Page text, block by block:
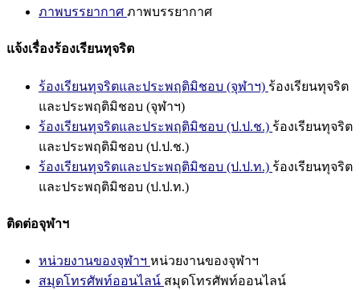
ภาพบรรยากาศ ภาพบรรยากาศ
แจ้งเรื่องร้องเรียนทุจริต
ร้องเรียนทุจริตและประพฤติมิชอบ (จุฬาฯ) ร้องเรียนทุจริต
และประพฤติมิชอบ (จุฬาฯ)
ร้องเรียนทุจริตและประพฤติมิชอบ (ป.ป.ช.) ร้องเรียนทุจริต
และประพฤติมิชอบ (ป.ป.ช.)
ร้องเรียนทุจริตและประพฤติมิชอบ (ป.ป.ท.) ร้องเรียนทุจริต
และประพฤติมิชอบ (ป.ป.ท.)
ติดต่อจุฬาฯ
หน่วยงานของจุฬาฯ หน่วยงานของจุฬาฯ
สมุดโทรศัพท์ออนไลน์ สมุดโทรศัพท์ออนไลน์